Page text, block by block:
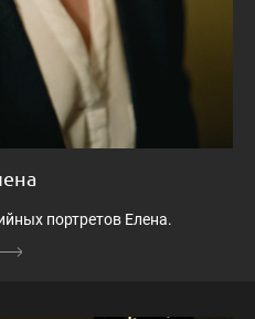
портретов Елена.